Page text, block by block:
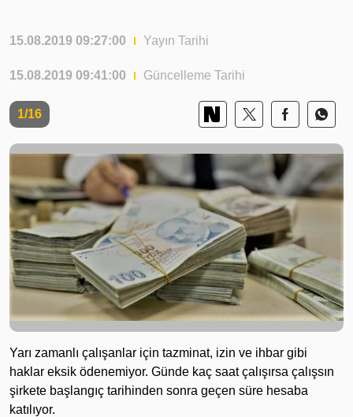
15.08.2019 09:27:00 Yayın Tarihi
15.08.2019 09:41:00 Güncelleme Tarihi
1/16
Yarı zamanlı çalışanlar için tazminat, izin ve ihbar gibi
haklar eksik ödenemiyor. Günde kaç saat çalışırsa çalışsın
şirkete başlangıç tarihinden sonra geçen süre hesaba
katılıyor.